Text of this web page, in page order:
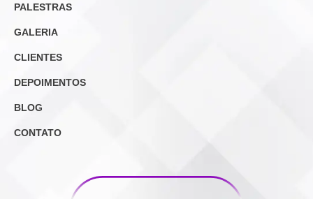
PALESTRAS
GALERIA
CLIENTES
DEPOIMENTOS
BLOG
CONTATO